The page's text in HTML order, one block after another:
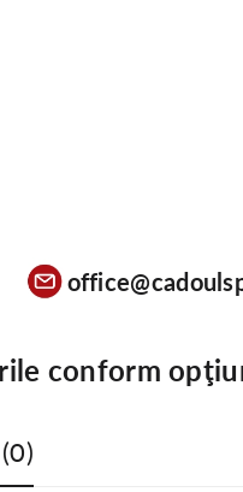
conform